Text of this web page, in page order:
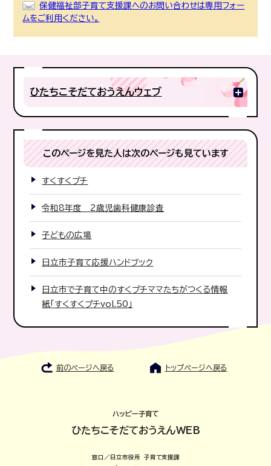
保健福祉部子育て支援課へのお問い合わせは専用フォー
ムをご利用ください。
ひたちこそだておうえんウェブ
このページを見た人は次のページも見ています
すくすくプチ
令和8年度 2歳児歯科健康診査
子どもの広場
日立市子育て応援ハンドブック
日立市で子育て中のすくプチママたちがつくる情報
紙「すくすくプチvol.50」
前のページへ戻る トップページへ戻る
ハッピー子育て
ひたちこそだておうえんWEB
窓口／日立市役所 子育て支援課